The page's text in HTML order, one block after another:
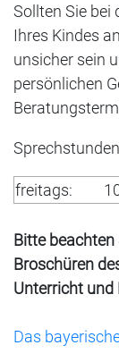
Sollten Sie bei
Ihres Kindes
unsicher sein
persönlichen
freitags:
Bitte
Broschüren
Unterricht
Das